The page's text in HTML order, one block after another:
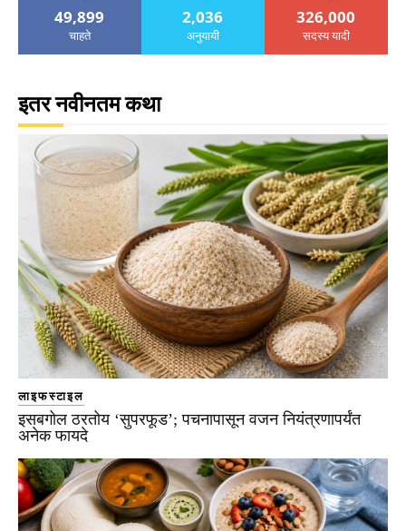
49,899
चाहते
2,036
अनुयायी
326,000
सदस्य यादी
इतर नवीनतम कथा
लाइफस्टाइल
इसबगोल ठरतोय ‘सुपरफूड’; पचनापासून वजन नियंत्रणापर्यंत
अनेक फायदे